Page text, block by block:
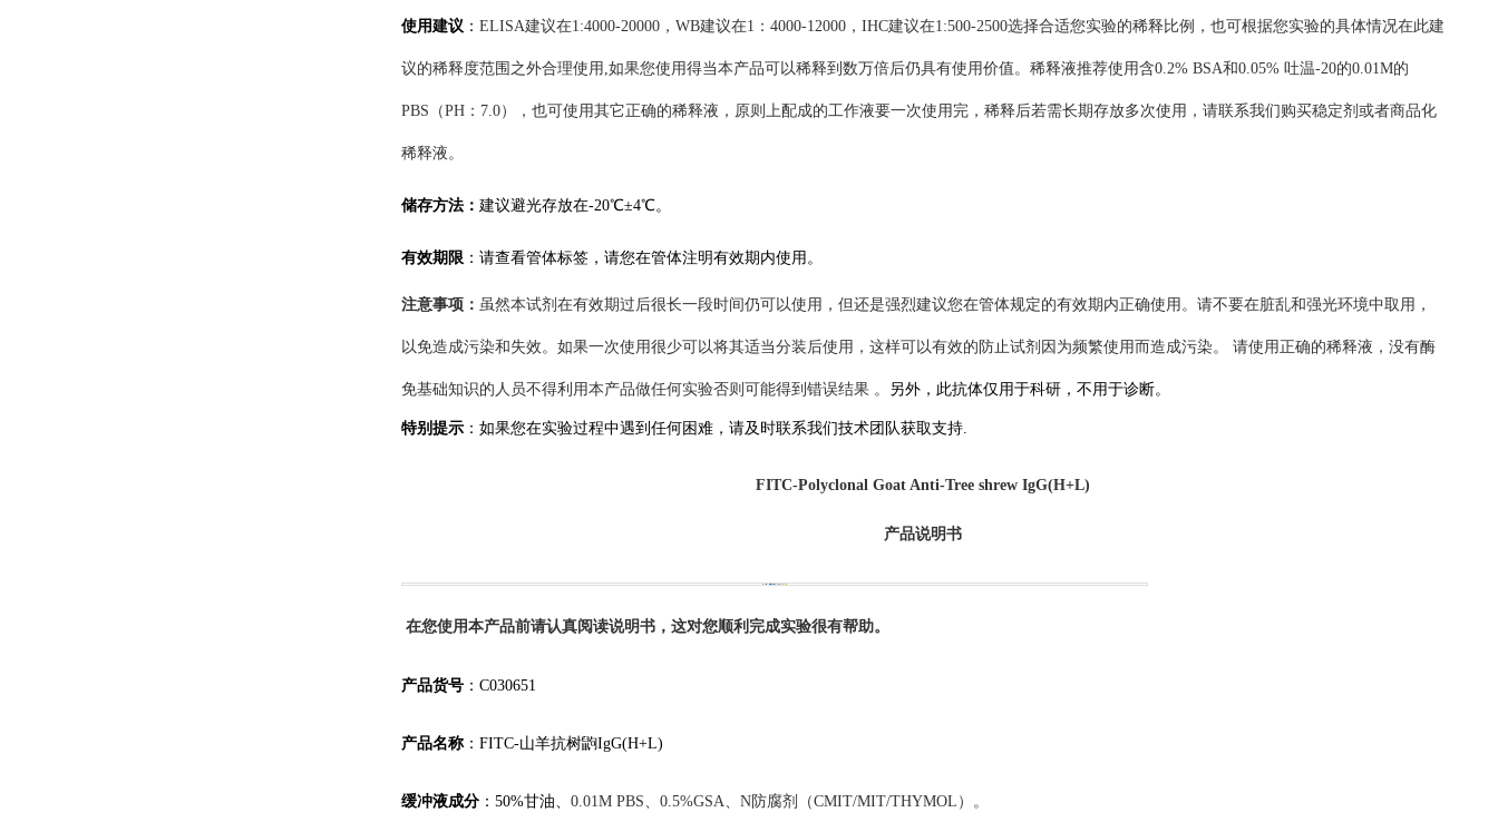
使用建议 ： ELISA建议在1:4000-20000 ， WB建议在1： 4000-12000 ， IHC建议在1:500-2500选择合适您实验的稀释比例，也可根据您实验的具体情况在此建
议的稀释度范围之外合理使用 ,如果您使用得当本产品可以稀释到 数万倍后仍具有使用价值。 稀释液推荐使用含0.2% BSA和0.05% 吐温-20的0.01M的
PBS（PH：7.0），也可使用其它正确的稀释液，原则上配成的工作液要一次使用完， 稀释后若需长期存放多次使用，请联系我们购买稳定剂或者商品化
稀释液。
储存方法： 建议避光存放在-20℃±4℃。
有效期限 ： 请查看管体标签， 请您在管体注明有效期内使用。
注意事项： 虽然本试剂在有效期过后很长一段时间仍可以使用，但还是强烈建议您在管体规定的有效期内正确使用。请不要在脏乱和强光环境中取用，
以免造成污染和失效。如果一次使用很少可以将其适当分装后使用，这样可以有效的防止试剂 因为频繁使用而造成污染。 请使用正确的稀释液，没有酶
免基础知识的人员不得利用本产品做任何实验否则可能得到错误结果 。 另外，此抗体仅用于科研，不用于诊断。
特别提示 ：如果您在实验过程中遇到任何困难，请及时联系我们技术团队获取支持.
FITC-Polyclonal Goat Anti-Tree shrew IgG(H+L)
产品说明书
在您使用本产品前请认真阅读说明书，这对您顺利完成实验很有帮助。
产品货号 ： C030651
产品名称 ： FITC-山羊抗树鼩IgG(H+L)
缓冲液成分 ：50%甘油、 0.01M PBS、 0.5%GSA、N防腐剂（CMIT/MIT/THYMOL）。